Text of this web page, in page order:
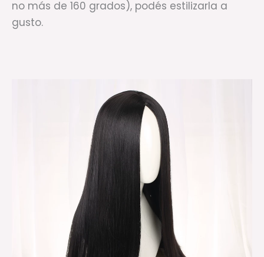
no más de 160 grados), podés estilizarla a
gusto.